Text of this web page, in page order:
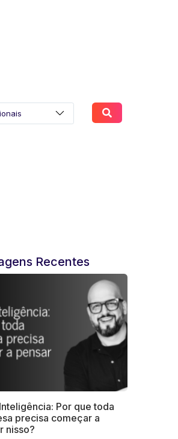
Recentes
Por que toda
precisa começar a
nisso?